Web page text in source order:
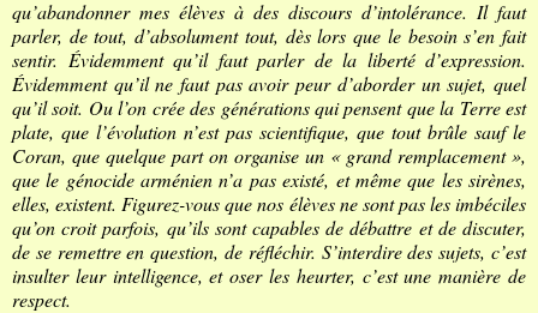
qu’abandonner mes élèves à des discours d’intolérance. Il faut
parler, de tout, d’absolument tout, dès lors que le besoin s’en fait
sentir. Évidemment qu’il faut parler de la liberté d’expression.
Évidemment qu’il ne faut pas avoir peur d’aborder un sujet, quel
qu’il soit. Ou l’on crée des générations qui pensent que la Terre est
plate, que l’évolution n’est pas scientifique, que tout brûle sauf le
Coran, que quelque part on organise un « grand remplacement »,
que le génocide arménien n’a pas existé, et même que les sirènes,
elles, existent. Figurez-vous que nos élèves ne sont pas les imbéciles
qu’on croit parfois, qu’ils sont capables de débattre et de discuter,
de se remettre en question, de réfléchir. S’interdire des sujets, c’est
insulter leur intelligence, et oser les heurter, c’est une manière de
respect.